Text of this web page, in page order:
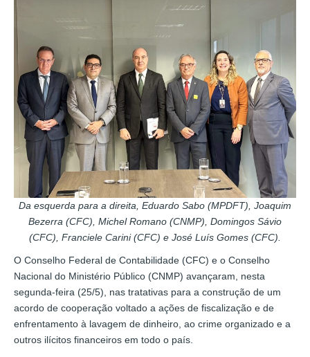
Da esquerda para a direita, Eduardo Sabo (MPDFT), Joaquim
Bezerra (CFC), Michel Romano (CNMP), Domingos Sávio
(CFC), Franciele Carini (CFC) e José Luís Gomes (CFC).
O Conselho Federal de Contabilidade (CFC) e o Conselho
Nacional do Ministério Público (CNMP) avançaram, nesta
segunda-feira (25/5), nas tratativas para a construção de um
acordo de cooperação voltado a ações de fiscalização e de
enfrentamento à lavagem de dinheiro, ao crime organizado e a
outros ilícitos financeiros em todo o país.